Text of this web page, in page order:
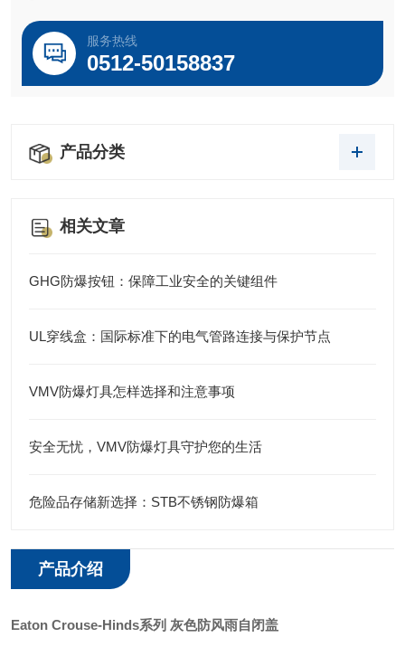
服务热线
0512-50158837
产品分类
相关文章
GHG防爆按钮：保障工业安全的关键组件
UL穿线盒：国际标准下的电气管路连接与保护节点
VMV防爆灯具怎样选择和注意事项
安全无忧，VMV防爆灯具守护您的生活
危险品存储新选择：STB不锈钢防爆箱
产品介绍
Eaton Crouse-Hinds系列 灰色防风雨自闭盖